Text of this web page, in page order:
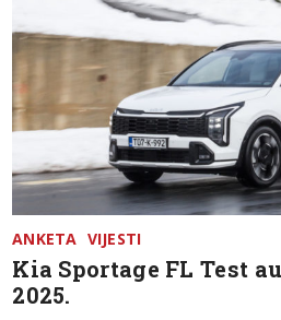
ANKETA VIJESTI
Kia Sportage FL Test
2025.